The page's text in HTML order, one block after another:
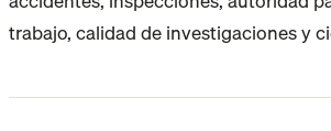
trabajo, calidad de investigaciones y